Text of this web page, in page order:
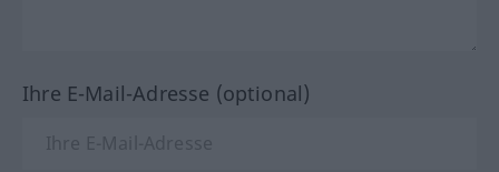
Ihre E-Mail-Adresse (optional)